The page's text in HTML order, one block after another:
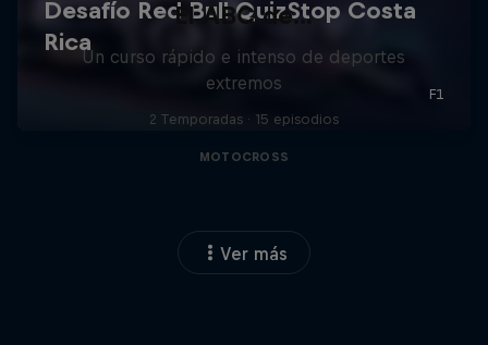
El ABC de...
Un curso rápido e intenso de deportes
extremos
2 Temporadas · 15 episodios
MOTOCROSS
Ver más